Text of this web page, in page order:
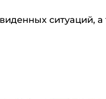
ситуаций, а